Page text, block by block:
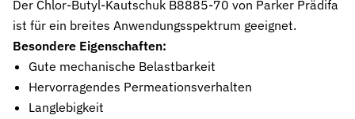
Rotationsdichtungen
Dichtungslösungen für rotierende Wellen und Rotoren
Abstreifer
Führungsringe
Der Chlor-Butyl-Kautschuk B8885-70 von Parker Prädifa
ist für ein breites Anwendungsspektrum geeignet.
Besondere Eigenschaften:
Gute mechanische Belastbarkeit
Hervorragendes Permeationsverhalten
Langlebigkeit